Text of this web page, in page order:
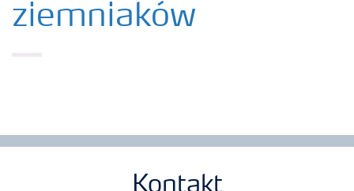
Porady dotyczące wysiewu nawozów
ziemniaków